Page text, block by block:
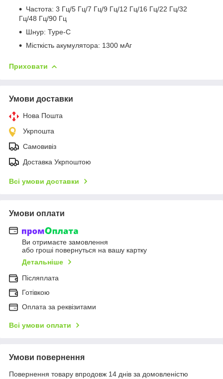
Частота: 3 Гц/5 Гц/7 Гц/9 Гц/12 Гц/16 Гц/22 Гц/32
Гц/48 Гц/90 Гц
Шнур: Type-C
Місткість акумулятора: 1300 мАг
Приховати
Умови доставки
Нова Пошта
Укрпошта
Самовивіз
Доставка Укрпоштою
Всі умови доставки
Умови оплати
Ви отримаєте замовлення
або гроші повернуться на вашу картку
Детальніше
Післяплата
Готівкою
Оплата за реквізитами
Всі умови оплати
Умови повернення
Повернення товару впродовж 14 днів за домовленістю